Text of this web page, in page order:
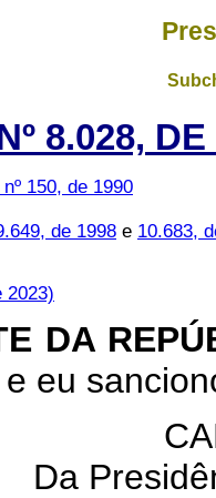
8.028,
150, de 1990
de 1998 e 10.683,
2023)
DA
eu
Da